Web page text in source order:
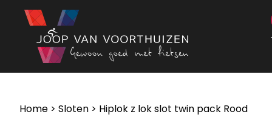
Ga naar de inhoud
Home > Sloten > Hiplok z lok slot twin pack Rood